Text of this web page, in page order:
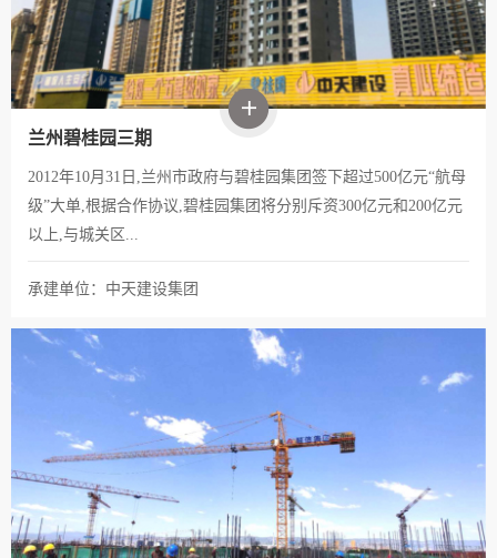
兰州碧桂园三期
2012年10月31日,兰州市政府与碧桂园集团签下超过500亿元“航母
级”大单,根据合作协议,碧桂园集团将分别斥资300亿元和200亿元
以上,与城关区...
承建单位：中天建设集团